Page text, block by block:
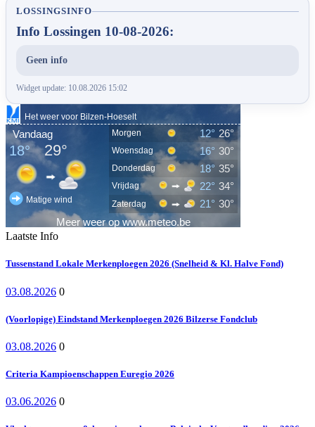
LOSSINGSINFO
Info Lossingen 10-08-2026:
Geen info
Widget update: 10.08.2026 15:02
Laatste Info
Tussenstand Lokale Merkenploegen 2026 (Snelheid & Kl. Halve Fond)
03.08.2026 0
(Voorlopige) Eindstand Merkenploegen 2026 Bilzerse Fondclub
03.08.2026 0
Criteria Kampioenschappen Euregio 2026
03.06.2026 0